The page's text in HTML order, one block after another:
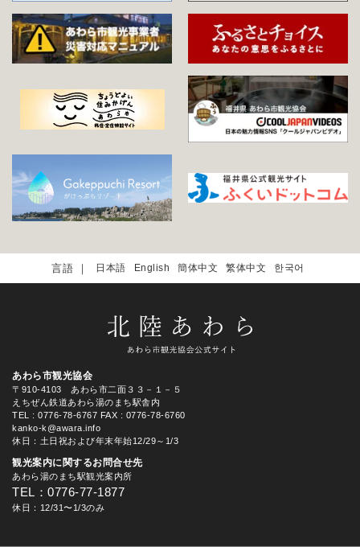
日本語 English 簡体中文 繁体中文 한국어
あわら市観光協会
〒910-4103 あわら市二面３３－１－５
えちぜん鉄道あわら湯のまち駅舎内
TEL
: 0776-78-6767 FAX : 0776-78-6760
kanko-k@awara.info
休日：土日祝および年末年始12/29～1/3
観光案内に関するお問合せ先
あわら湯のまち駅観光案内所
TEL：0776-77-1877
休日：12/31〜1/3のみ